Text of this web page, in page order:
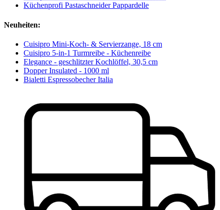
Küchenprofi Pastaschneider Pappardelle
Neuheiten:
Cuisipro Mini-Koch- & Servierzange, 18 cm
Cuisipro 5-in-1 Turmreibe - Küchenreibe
Elegance - geschlitzter Kochlöffel, 30,5 cm
Dopper Insulated - 1000 ml
Bialetti Espressobecher Italia